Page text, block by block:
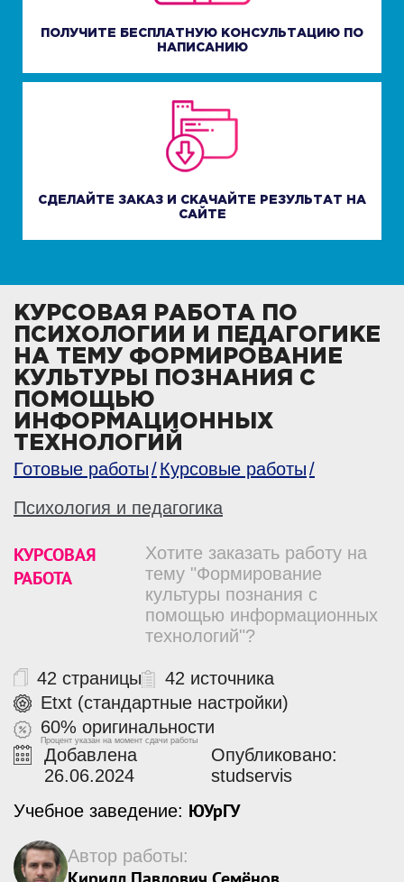
ПОЛУЧИТЕ БЕСПЛАТНУЮ КОНСУЛЬТАЦИЮ ПО
НАПИСАНИЮ
СДЕЛАЙТЕ ЗАКАЗ И СКАЧАЙТЕ РЕЗУЛЬТАТ НА
САЙТЕ
КУРСОВАЯ РАБОТА ПО
ПСИХОЛОГИИ И ПЕДАГОГИКЕ
НА ТЕМУ ФОРМИРОВАНИЕ
КУЛЬТУРЫ ПОЗНАНИЯ С
ПОМОЩЬЮ
ИНФОРМАЦИОННЫХ
ТЕХНОЛОГИЙ
Готовые работы
Курсовые работы
Психология и педагогика
КУРСОВАЯ
РАБОТА
Хотите заказать работу на
тему "Формирование
культуры познания с
помощью информационных
технологий"?
42 страницы
42 источника
Etxt (стандартные настройки)
60% оригинальности
Процент указан на момент сдачи работы
Добавлена
26.06.2024
Опубликовано:
studservis
Учебное заведение: ЮУрГУ
Автор работы: